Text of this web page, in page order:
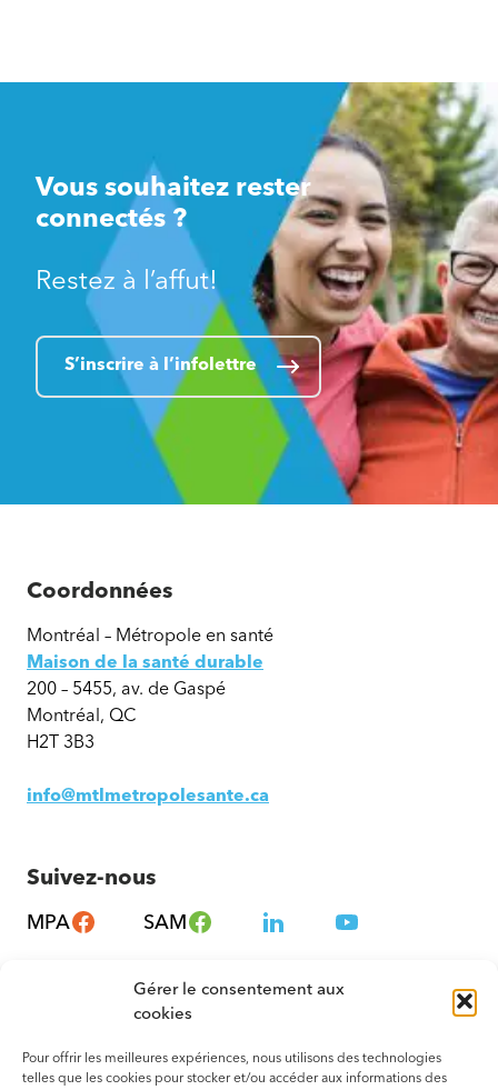
Gérer le consentement aux
cookies
Pour offrir les meilleures expériences, nous utilisons des technologies
telles que les cookies pour stocker et/ou accéder aux informations des
Vous souhaitez rester
connectés ?
Restez à l’affut!
S’inscrire à l’infolettre
Coordonnées
Montréal – Métropole en santé
Maison de la santé durable
200 – 5455, av. de Gaspé
Montréal, QC
H2T 3B3
info@mtlmetropolesante.ca
Suivez-nous
MPA SAM